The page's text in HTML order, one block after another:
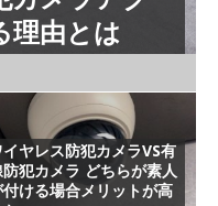
理由とは
イヤレス防犯カメラVS有
犯カメラ どちらが素人
ける場合メリットが高